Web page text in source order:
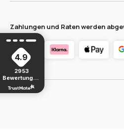
4.9
2953
Bewertungen
von jeher
Zahlungen und Raten werden